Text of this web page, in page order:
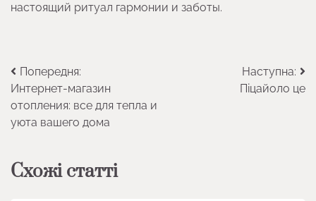
настоящий ритуал гармонии и заботы.
Навігація
записів
Попередня:
Интернет-магазин
отопления: все для тепла и
уюта вашего дома
Наступна:
Піцайоло це
Схожі статті